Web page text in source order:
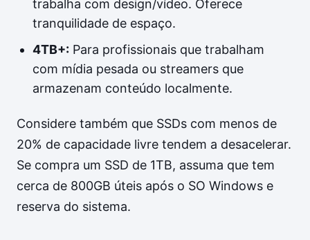
trabalha com design/vídeo. Oferece
tranquilidade de espaço.
4TB+: Para profissionais que trabalham
com mídia pesada ou streamers que
armazenam conteúdo localmente.
Considere também que SSDs com menos de
20% de capacidade livre tendem a desacelerar.
Se compra um SSD de 1TB, assuma que tem
cerca de 800GB úteis após o SO Windows e
reserva do sistema.